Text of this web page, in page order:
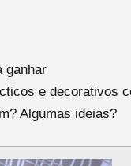
ganhar
e decorativos
Algumas ideias?